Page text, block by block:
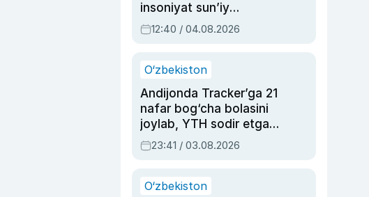
insoniyat sun’iy
intellektni boshqara
olmay qolishidan xavotir
12:40 / 04.08.2026
O‘zbekiston
Andijonda Tracker’ga 21
nafar bog‘cha bolasini
joylab, YTH sodir etgan
ayolga sud hukmi o‘qildi
23:41 / 03.08.2026
O‘zbekiston